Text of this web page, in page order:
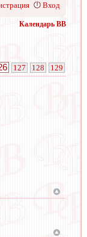
Вход
Календарь ВВ
127 128 129